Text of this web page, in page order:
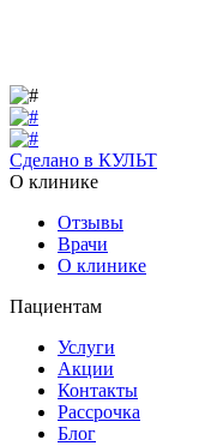
Сделано в КУЛЬТ
О клинике
Отзывы
Врачи
О клинике
Пациентам
Услуги
Акции
Контакты
Рассрочка
Блог